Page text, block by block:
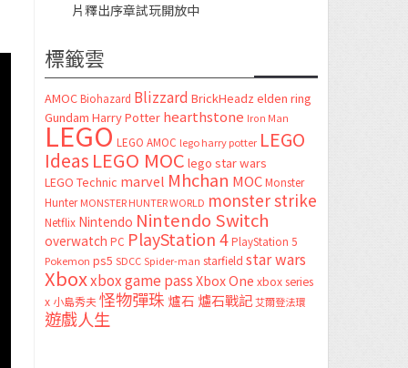
片釋出序章試玩開放中
標籤雲
AMOC Biohazard Blizzard BrickHeadz elden ring
Gundam Harry Potter hearthstone Iron Man
LEGO LEGO AMOC lego harry potter LEGO
Ideas LEGO MOC lego star wars
LEGO Technic marvel Mhchan MOC Monster
Hunter MONSTER HUNTER WORLD monster strike
Netflix Nintendo Nintendo Switch
overwatch PC PlayStation 4 PlayStation 5
Pokemon ps5 SDCC Spider-man starfield star wars
Xboxxbox game passXbox One xbox series
x 小島秀夫怪物彈珠 爐石 爐石戰記艾爾登法環
遊戲人生